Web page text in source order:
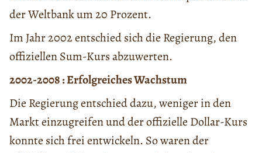
der Weltbank um 20 Prozent.
Im Jahr 2002 entschied sich die Regierung, den
offiziellen Sum-Kurs abzuwerten.
2002-2008 : Erfolgreiches Wachstum
Die Regierung entschied dazu, weniger in den
Markt einzugreifen und der offizielle Dollar-Kurs
konnte sich frei entwickeln. So waren der